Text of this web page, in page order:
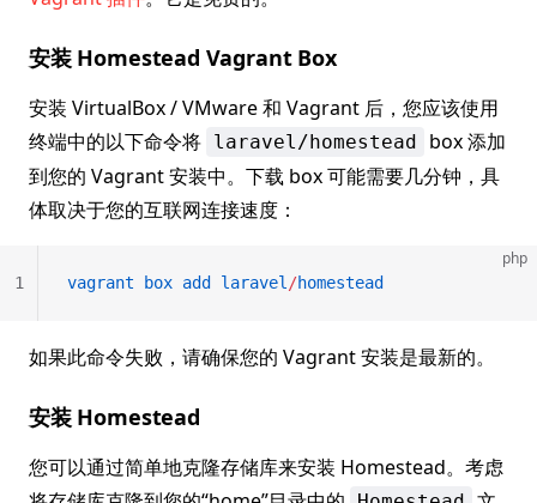
安装 Homestead Vagrant Box
安装 VirtualBox / VMware 和 Vagrant 后，您应该使用
终端中的以下命令将 laravel/homestead
box 添加
到您的 Vagrant 安装中。下载 box 可能需要几分钟，具
体取决于您的互联网连接速度：
php
vagrant box add laravel /homestead
1
如果此命令失败，请确保您的 Vagrant 安装是最新的。
安装 Homestead
您可以通过简单地克隆存储库来安装 Homestead。考虑